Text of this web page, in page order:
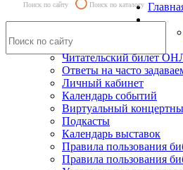
Поиск по сайту Поиск по каталогу
Читательский билет
Ответы на часто
Личный кабинет
Календарь событий
Виртуальный
Подкасты
Календарь выставок
Правила пользования
Правила пользования